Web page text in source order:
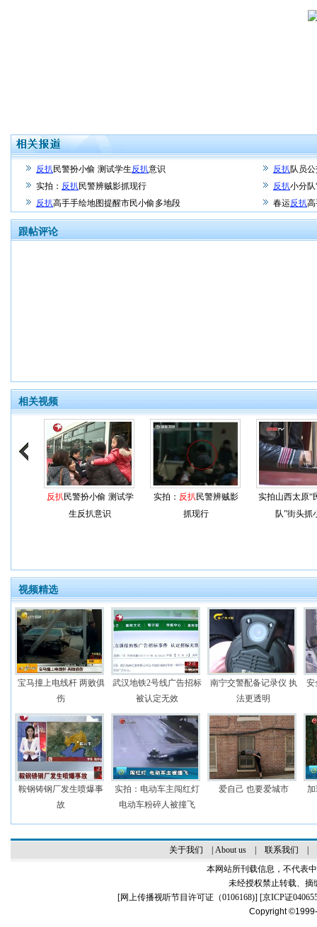
反扒 民警扮小偷 测试学生反扒意识 反扒队员
实拍： 反扒 民警辨贼影抓现行 反扒小分
反扒高手手绘地图提醒市民小偷多地段 春运反扒
跟帖评论
相关视频
反扒 民警扮小偷 测试学
生反扒意识
实拍： 反扒 民警辨贼影
抓现行
实拍山西太原“
队”街头抓
视频精选
宝马撞上电线杆 两败俱
伤
武汉地铁2号线广告招标
被认定无效
南宁交警配备记录仪 执
法更透明
安
鞍钢铸钢厂发生喷爆事
故
实拍：电动车主闯红灯
电动车粉碎人被撞飞
爱自己 也要爱城市
关于我们 About us| 联系我们
本网站所刊载信息，不代表
未经授权禁止转载、摘
[网上传播视听节目许可证（0106168)] [京ICP证
Copyright